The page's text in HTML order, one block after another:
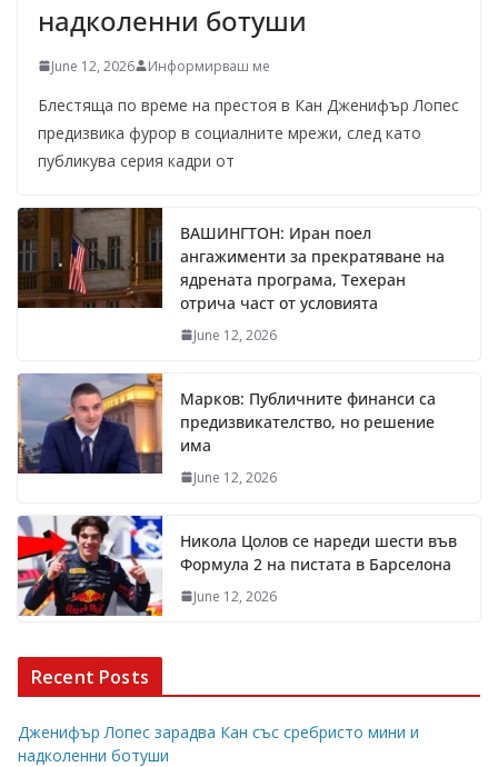
надколенни ботуши
June 12, 2026 Информирваш ме
Блестяща по време на престоя в Кан Дженифър Лопес
предизвика фурор в социалните мрежи, след като
публикува серия кадри от
ВАШИНГТОН: Иран поел
ангажименти за прекратяване на
ядрената програма, Техеран
отрича част от условията
June 12, 2026
Марков: Публичните финанси са
предизвикателство, но решение
има
June 12, 2026
Никола Цолов се нареди шести във
Формула 2 на пистата в Барселона
June 12, 2026
Recent Posts
Дженифър Лопес зарадва Кан със сребристо мини и
надколенни ботуши